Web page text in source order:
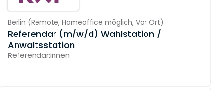
Berlin (Remote, Homeoffice möglich, Vor Ort)
Referendar (m/w/d) Wahlstation /
Anwaltsstation
Referendar:innen